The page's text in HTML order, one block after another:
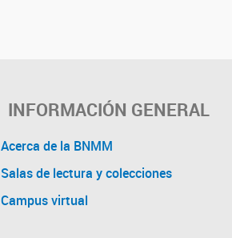
INFORMACIÓN GENERAL
Acerca de la BNMM
Salas de lectura y colecciones
Campus virtual